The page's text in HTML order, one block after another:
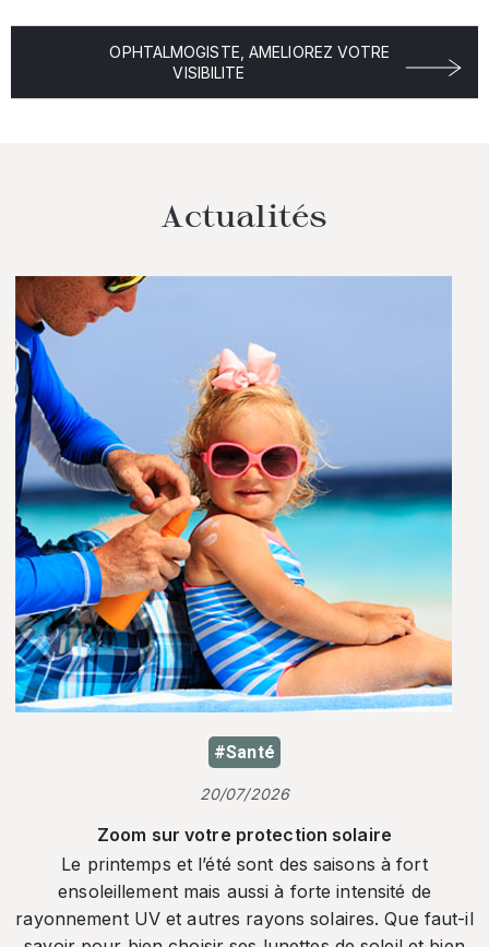
OPHTALMOGISTE, AMELIOREZ VOTRE
VISIBILITE
Actualités
#Santé
20/07/2026
Zoom sur votre protection solaire
Le printemps et l’été sont des saisons à fort
ensoleillement mais aussi à forte intensité de
rayonnement UV et autres rayons solaires. Que faut-il